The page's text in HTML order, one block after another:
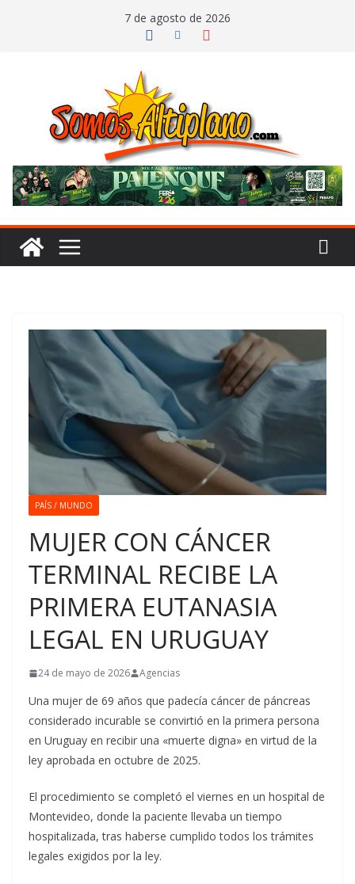
7 de agosto de 2026
PAÍS / MUNDO
MUJER CON CÁNCER
TERMINAL RECIBE LA
PRIMERA EUTANASIA
LEGAL EN URUGUAY
24 de mayo de 2026 Agencias
Una mujer de 69 años que padecía cáncer de páncreas
considerado incurable se convirtió en la primera persona
en Uruguay en recibir una «muerte digna» en virtud de la
ley aprobada en octubre de 2025.
El procedimiento se completó el viernes en un hospital de
Montevideo, donde la paciente llevaba un tiempo
hospitalizada, tras haberse cumplido todos los trámites
legales exigidos por la ley.